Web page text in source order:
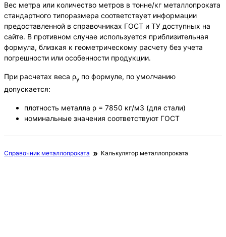
Вес метра или количество метров в тонне/кг металлопроката
стандартного типоразмера соответствует информации
предоставленной в справочниках ГОСТ и ТУ доступных на
сайте. В противном случае используется приблизительная
формула, близкая к геометрическому расчету без учета
погрешности или особенности продукции.
При расчетах веса ρу по формуле, по умолчанию
допускается:
плотность металла ρ = 7850 кг/м3 (для стали)
номинальные значения соответствуют ГОСТ
Справочник металлопроката Калькулятор металлопроката